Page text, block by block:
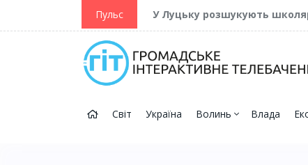
Пульс У Луцьку розшукують
Світ Україна Волинь Влада